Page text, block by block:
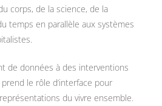
corps, de la science, de la
temps en parallèle aux systèmes
de données à des interventions
le rôle d’interface pour
du vivre ensemble.